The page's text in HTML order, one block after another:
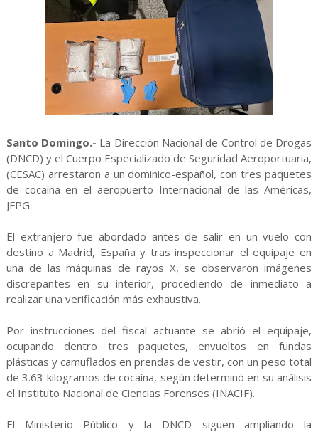
Santo Domingo.- La Dirección Nacional de Control de Drogas
(DNCD) y el Cuerpo Especializado de Seguridad Aeroportuaria,
(CESAC) arrestaron a un dominico-español, con tres paquetes
de cocaína en el aeropuerto Internacional de las Américas,
JFPG.
El extranjero fue abordado antes de salir en un vuelo con
destino a Madrid, España y tras inspeccionar el equipaje en
una de las máquinas de rayos X, se observaron imágenes
discrepantes en su interior, procediendo de inmediato a
realizar una verificación más exhaustiva.
Por instrucciones del fiscal actuante se abrió el equipaje,
ocupando dentro tres paquetes, envueltos en fundas
plásticas y camuflados en prendas de vestir, con un peso total
de 3.63 kilogramos de cocaína, según determinó en su análisis
el Instituto Nacional de Ciencias Forenses (INACIF).
El Ministerio Público y la DNCD siguen ampliando la